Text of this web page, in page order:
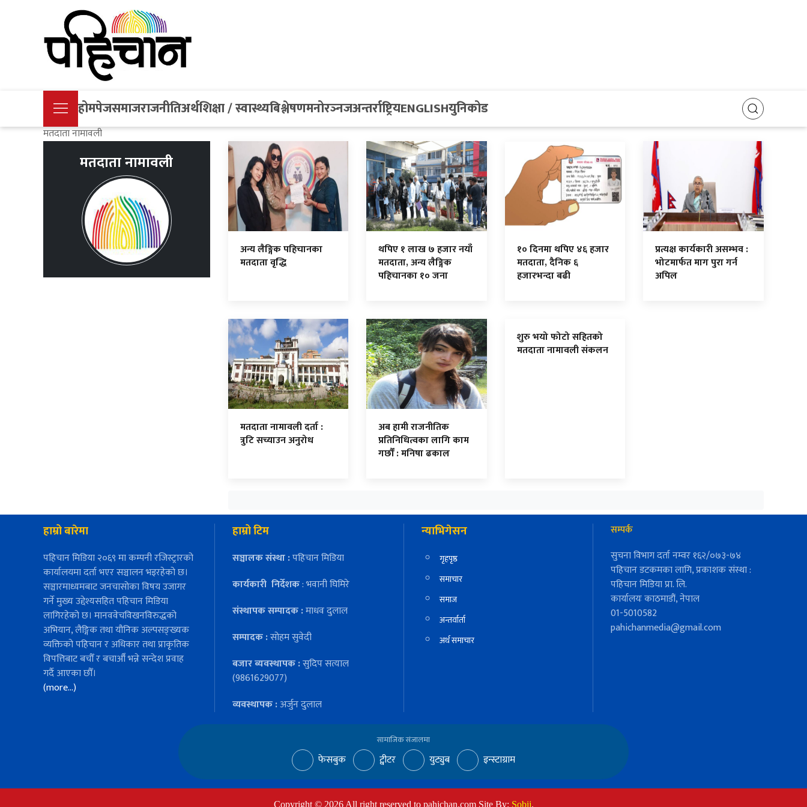
होमपेजसमाजराजनीतिअर्थशिक्षा / स्वास्थ्यबिश्लेषणमनोरञ्नजअन्तर्राष्ट्रियENGLISHयुनिकोड
मतदाता नामावली
मतदाता नामावली
अन्य लैङ्गिक पहिचानका
मतदाता वृद्धि
थपिए १ लाख ७ हजार नयाँ
मतदाता, अन्य लैङ्गिक
पहिचानका १० जना
१० दिनमा थपिए ४६ हजार
मतदाता, दैनिक ६
हजारभन्दा बढी
प्रत्यक्ष कार्यकारी असम्भव :
भोटमार्फत माग पुरा गर्न
अपिल
मतदाता नामावली दर्ता :
त्रुटि सच्याउन अनुरोध
अब हामी राजनीतिक
प्रतिनिधित्वका लागि काम
गर्छौं : मनिषा ढकाल
शुरु भयो फोटो सहितको
मतदाता नामावली संकलन
हाम्रो बारेमा
पहिचान मिडिया २०६९ मा कम्पनी रजिस्ट्रारको
कार्यालयमा दर्ता भएर सञ्चालन भइरहेको छ।
सञ्चारमाध्यमबाट जनचासोका विषय उजागर
गर्ने मुख्य उद्देश्यसहित पहिचान मिडिया
लागिरहेको छ। मानववेचविखनविरुद्धको
अभियान, लैङ्गिक तथा यौनिक अल्पसङ्ख्यक
व्यक्तिको पहिचान र अधिकार तथा प्राकृतिक
विपत्तिबाट बचौँ र बचाऔँ भन्ने सन्देश प्रवाह
गर्दै आएका छौँ।
(more…)
हाम्रो टिम
सञ्चालक संस्था :पहिचान मिडिया
कार्यकारी निर्देशक: भवानी घिमिरे
संस्थापक सम्पादक :माधव दुलाल
सम्पादक :सोहम सुवेदी
बजार ब्यवस्थापक :सुदिप सत्याल
(9861629077)
व्यवस्थापक :अर्जुन दुलाल
न्याभिगेसन
गृहपृष्ठ
समाचार
समाज
अन्तर्वार्ता
अर्थ समाचार
सम्पर्क
सुचना विभाग दर्ता नम्वर १६२/०७३-७४
पहिचान डटकमका लागि, प्रकाशक संस्था :
पहिचान मिडिया प्रा. लि.
कार्यालयः काठमाडौं, नेपाल
01-5010582
pahichanmedia@gmail.com
सामाजिक संजालमा
फेसबुक ट्वीटर युट्युब इन्स्टाग्राम
Copyright © 2026 All right reserved to pahichan.com Site By: Sobij.